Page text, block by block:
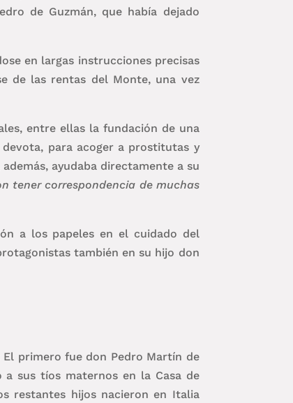
de Guzmán, que había dejado
en largas instrucciones precisas
de las rentas del Monte, una vez
entre ellas la fundación de una
para acoger a prostitutas y
ayudaba directamente a su
tener correspondencia de muchas
a los papeles en el cuidado del
también en su hijo don
primero fue don Pedro Martín de
sus tíos maternos en la Casa de
restantes hijos nacieron en Italia